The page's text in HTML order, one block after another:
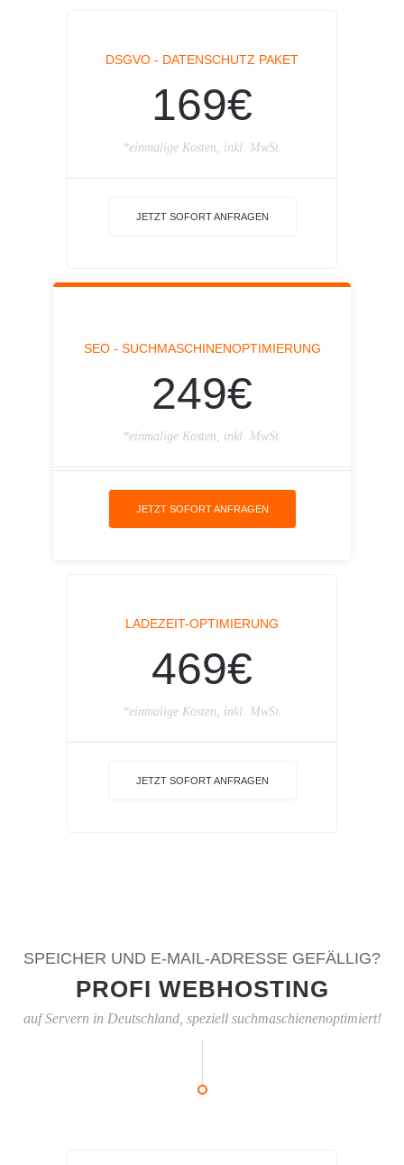
DSGVO - DATENSCHUTZ PAKET
169€
*einmalige Kosten, inkl. MwSt.
JETZT SOFORT ANFRAGEN
SEO - SUCHMASCHINENOPTIMIERUNG
249€
*einmalige Kosten, inkl. MwSt.
JETZT SOFORT ANFRAGEN
LADEZEIT-OPTIMIERUNG
469€
*einmalige Kosten, inkl. MwSt.
JETZT SOFORT ANFRAGEN
SPEICHER UND E-MAIL-ADRESSE GEFÄLLIG?
PROFI WEBHOSTING
auf Servern in Deutschland, speziell suchmaschienenoptimiert!